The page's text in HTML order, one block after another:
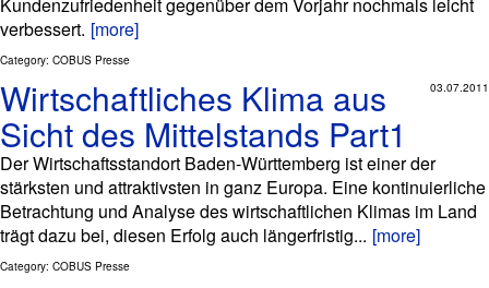
verbessert. [more]
Category: COBUS Presse
03.07.2011
Wirtschaftliches Klima aus
Sicht des Mittelstands Part1
Der Wirtschaftsstandort Baden-Württemberg ist einer der
stärksten und attraktivsten in ganz Europa. Eine kontinuierliche
Betrachtung und Analyse des wirtschaftlichen Klimas im Land
trägt dazu bei, diesen Erfolg auch längerfristig... [more]
Category: COBUS Presse